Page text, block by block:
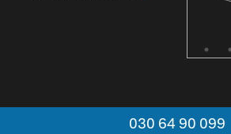
030 64 90 099